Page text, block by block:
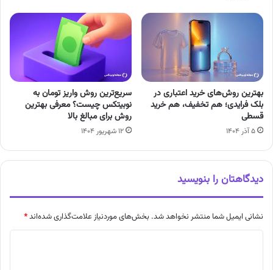
بهترین روش‌های خرید اعتباری در
بلک فرایدی؛ هم تخفیف، هم خرید
قسطی
۵ آذر ۱۴۰۴
سریع‌ترین روش واریز تومان به
نوبیتکس چیست؟ معرفی بهترین
روش برای مبالغ بالا
۱۲ شهریور ۱۴۰۴
دیدگاهتان را بنویسید
نشانی ایمیل شما منتشر نخواهد شد. بخش‌های موردنیاز علامت‌گذاری شده‌اند*